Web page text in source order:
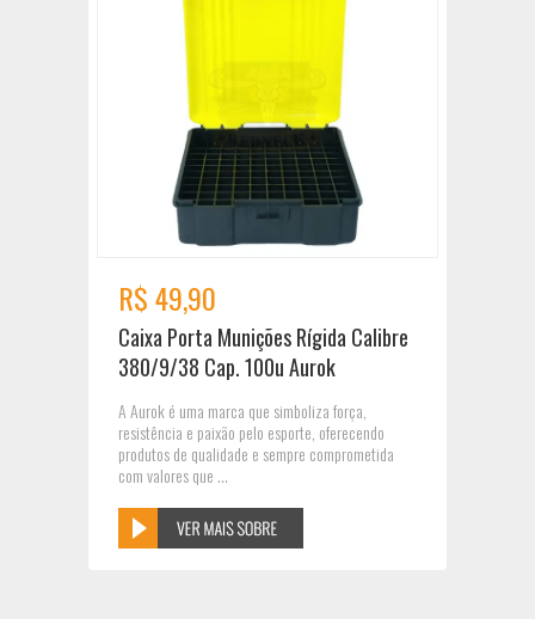
R$ 49,90
Caixa Porta Munições Rígida Calibre
380/9/38 Cap. 100u Aurok
A Aurok é uma marca que simboliza força,
resistência e paixão pelo esporte, oferecendo
produtos de qualidade e sempre comprometida
com valores que ...